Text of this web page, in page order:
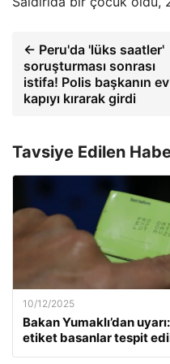
← Peru'da 'lüks saatler'
soruşturması sonrası
istifa! Polis başkanın
kapıyı kırarak girdi
Tavsiye Edilen
10/12/2025
Bakan Yumaklı’dan
etiket basanlar tespit